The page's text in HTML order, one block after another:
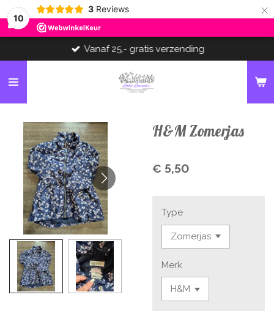
10
3 Reviews ×
Vanaf 25,- gratis verzending
H&M Zomerjas
€ 5,50
Type
Merk